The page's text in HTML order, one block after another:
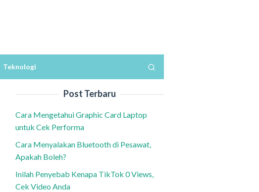
Teknologi
Post Terbaru
Cara Mengetahui Graphic Card Laptop
untuk Cek Performa
Cara Menyalakan Bluetooth di Pesawat,
Apakah Boleh?
Inilah Penyebab Kenapa TikTok 0 Views,
Cek Video Anda